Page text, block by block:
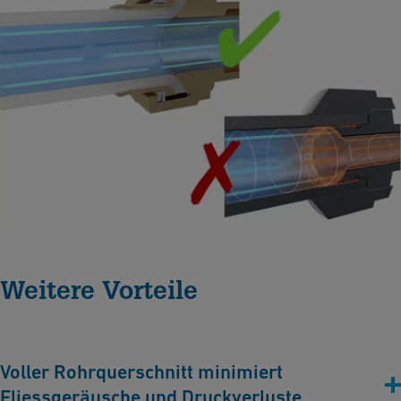
Weitere Vorteile
Voller Rohrquerschnitt minimiert